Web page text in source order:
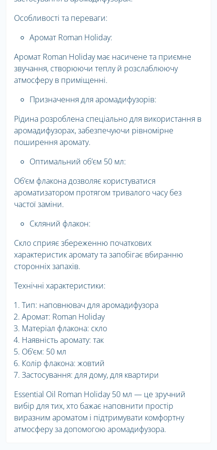
Особливості та переваги:
Аромат Roman Holiday:
Аромат Roman Holiday має насичене та приємне
звучання, створюючи теплу й розслаблюючу
атмосферу в приміщенні.
Призначення для аромадифузорів:
Рідина розроблена спеціально для використання в
аромадифузорах, забезпечуючи рівномірне
поширення аромату.
Оптимальний об’єм 50 мл:
Об’єм флакона дозволяє користуватися
ароматизатором протягом тривалого часу без
частої заміни.
Скляний флакон:
Скло сприяє збереженню початкових
характеристик аромату та запобігає вбиранню
сторонніх запахів.
Технічні характеристики:
Тип: наповнювач для аромадифузора
Аромат: Roman Holiday
Матеріал флакона: скло
Наявність аромату: так
Об’єм: 50 мл
Колір флакона: жовтий
Застосування: для дому, для квартири
Essential Oil Roman Holiday 50 мл — це зручний
вибір для тих, хто бажає наповнити простір
виразним ароматом і підтримувати комфортну
атмосферу за допомогою аромадифузора.